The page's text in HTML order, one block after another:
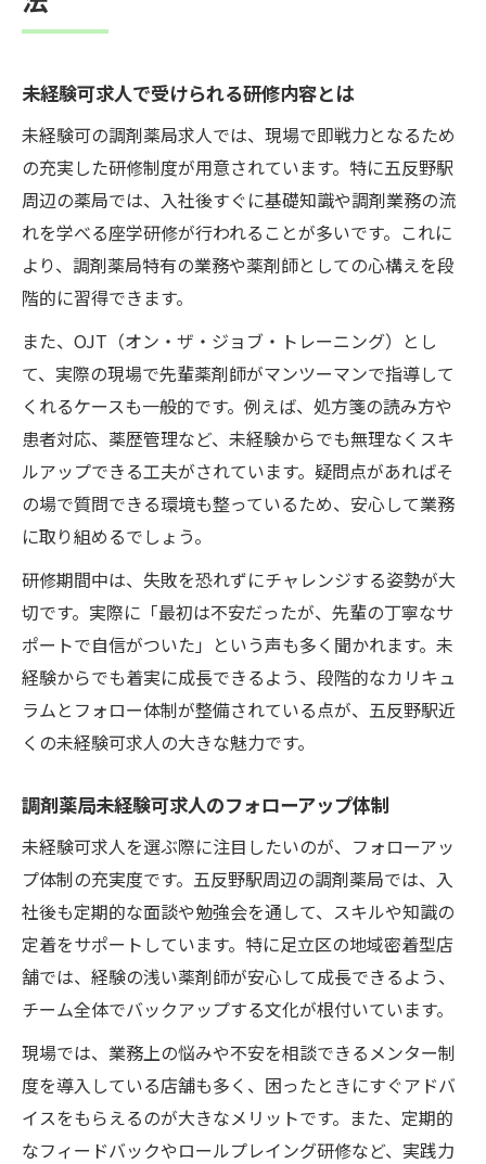
未経験可求人で受けられる研修内容とは
未経験可の調剤薬局求人では、現場で即戦力となるため
の充実した研修制度が用意されています。特に五反野駅
周辺の薬局では、入社後すぐに基礎知識や調剤業務の流
れを学べる座学研修が行われることが多いです。これに
より、調剤薬局特有の業務や薬剤師としての心構えを段
階的に習得できます。
また、OJT（オン・ザ・ジョブ・トレーニング）とし
て、実際の現場で先輩薬剤師がマンツーマンで指導して
くれるケースも一般的です。例えば、処方箋の読み方や
患者対応、薬歴管理など、未経験からでも無理なくスキ
ルアップできる工夫がされています。疑問点があればそ
の場で質問できる環境も整っているため、安心して業務
に取り組めるでしょう。
研修期間中は、失敗を恐れずにチャレンジする姿勢が大
切です。実際に「最初は不安だったが、先輩の丁寧なサ
ポートで自信がついた」という声も多く聞かれます。未
経験からでも着実に成長できるよう、段階的なカリキュ
ラムとフォロー体制が整備されている点が、五反野駅近
くの未経験可求人の大きな魅力です。
調剤薬局未経験可求人のフォローアップ体制
未経験可求人を選ぶ際に注目したいのが、フォローアッ
プ体制の充実度です。五反野駅周辺の調剤薬局では、入
社後も定期的な面談や勉強会を通して、スキルや知識の
定着をサポートしています。特に足立区の地域密着型店
舗では、経験の浅い薬剤師が安心して成長できるよう、
チーム全体でバックアップする文化が根付いています。
現場では、業務上の悩みや不安を相談できるメンター制
度を導入している店舗も多く、困ったときにすぐアドバ
イスをもらえるのが大きなメリットです。また、定期的
なフィードバックやロールプレイング研修など、実践力